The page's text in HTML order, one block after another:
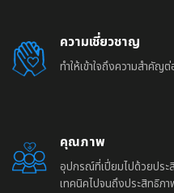
ความเชี่ยวชาญ
ทำให้เข้าใจถึงความสำคัญ
คุณภาพ
อุปกรณ์ที่เปี่ยมไปด้วยประ
เทคนิคไปจนถึงประสิทธิภ